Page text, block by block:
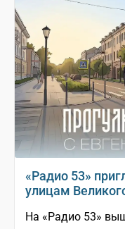
«Радио 53»
улицам
На «Радио 53»